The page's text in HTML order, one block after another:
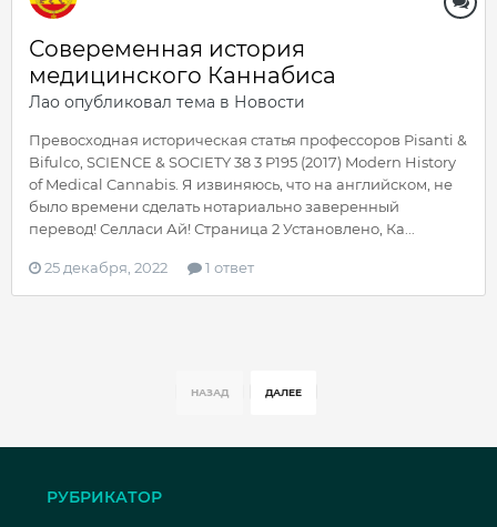
Совеременная история
медицинского Каннабиса
Лао опубликовал тема в Новости
Превосходная историческая статья профессоров Pisanti &
Bifulco, SCIENCE & SOCIETY 38 3 P195 (2017) Modern History
of Medical Cannabis. Я извиняюсь, что на английском, не
было времени сделать нотариально заверенный
перевод! Селласи Ай! Страница 2 Установлено, Ка...
25 декабря, 2022 1 ответ
НАЗАД ДАЛЕЕ
РУБРИКАТОР